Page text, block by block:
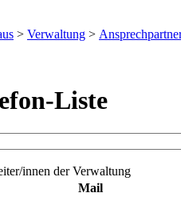
> Verwaltung >
Liste
innen der Verwaltung
Mail